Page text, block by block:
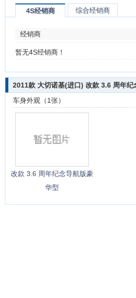
4S经销商 综合经销商
经销商
暂无4S经销商！
2011款 大切诺基(进口) 改款 3.6 周年
车身外观（1张）
改款 3.6 周年纪念导航版豪
华型